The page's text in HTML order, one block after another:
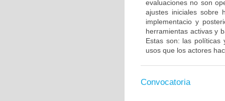
evaluaciones no son
ajustes iniciales sobre
implementacio y
herramientas activas y
Estas son: las políticas
usos que los actores
Convocatoria